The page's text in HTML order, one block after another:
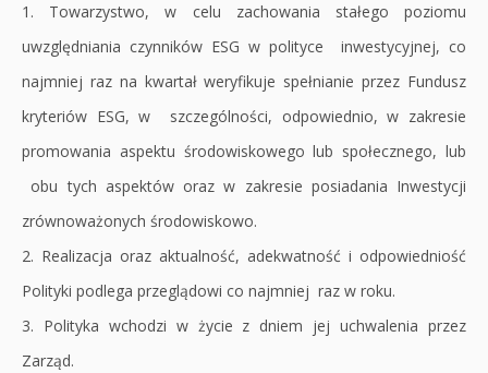
1. Towarzystwo, w celu zachowania stałego poziomu
uwzględniania czynników ESG w polityce inwestycyjnej, co
najmniej raz na kwartał weryfikuje spełnianie przez Fundusz
kryteriów ESG, w szczególności, odpowiednio, w zakresie
promowania aspektu środowiskowego lub społecznego, lub
obu tych aspektów oraz w zakresie posiadania Inwestycji
zrównoważonych środowiskowo.
2. Realizacja oraz aktualność, adekwatność i odpowiedniość
Polityki podlega przeglądowi co najmniej raz w roku.
3. Polityka wchodzi w życie z dniem jej uchwalenia przez
Zarząd.